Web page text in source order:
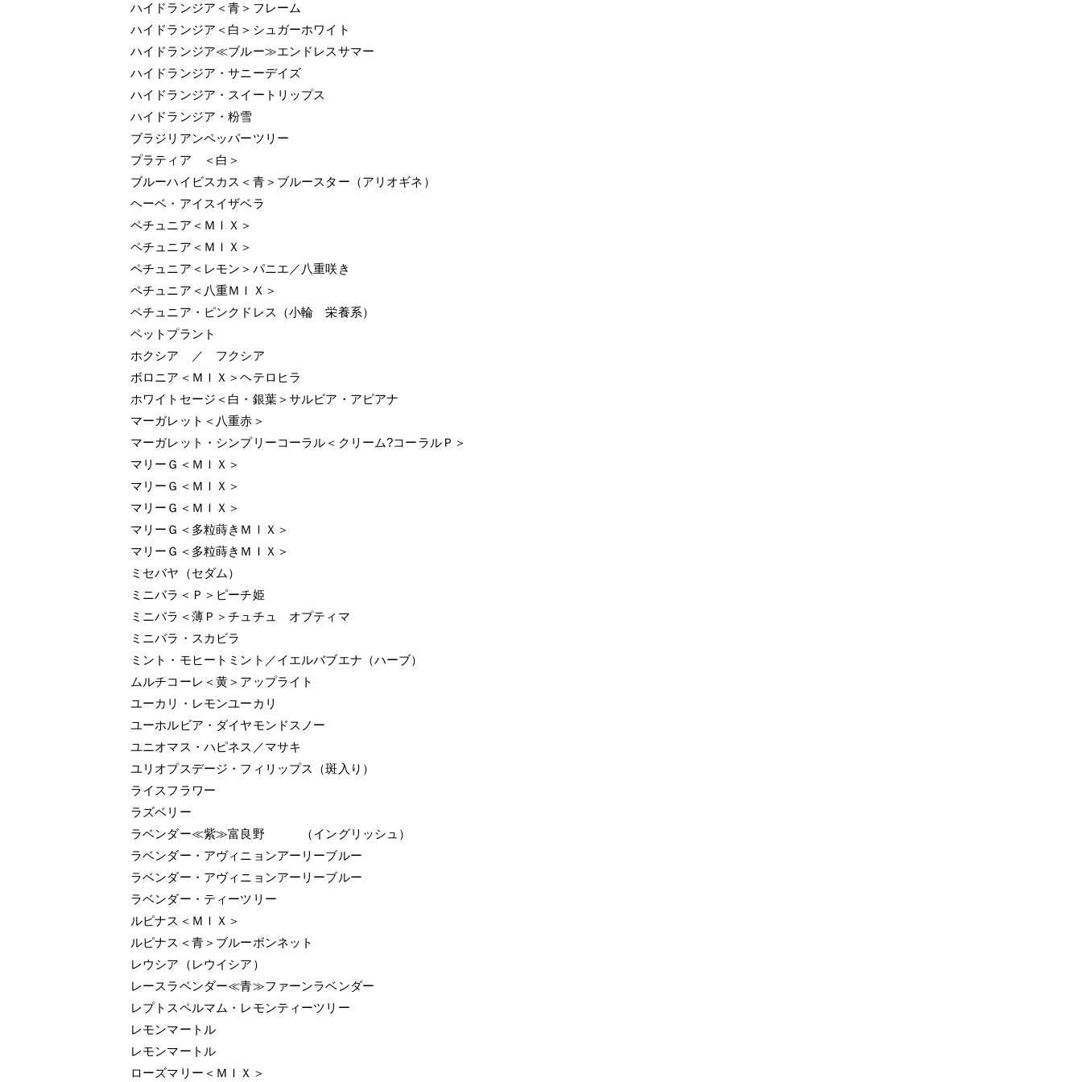
ハイドランジア＜青＞フレーム
ハイドランジア＜白＞シュガーホワイト
ハイドランジア≪ブルー≫エンドレスサマー
ハイドランジア・サニーデイズ
ハイドランジア・スイートリップス
ハイドランジア・粉雪
ブラジリアンペッパーツリー
プラティア ＜白＞
ブルーハイビスカス＜青＞ブルースター（アリオギネ）
ヘーベ・アイスイザベラ
ペチュニア＜ＭＩＸ＞
ペチュニア＜ＭＩＸ＞
ペチュニア＜レモン＞パニエ／八重咲き
ペチュニア＜八重ＭＩＸ＞
ペチュニア・ピンクドレス（小輪 栄養系）
ペットプラント
ホクシア ／ フクシア
ボロニア＜ＭＩＸ＞ヘテロヒラ
ホワイトセージ＜白・銀葉＞サルビア・アピアナ
マーガレット＜八重赤＞
マーガレット・シンプリーコーラル＜クリーム?コーラルＰ＞
マリーＧ＜ＭＩＸ＞
マリーＧ＜ＭＩＸ＞
マリーＧ＜ＭＩＸ＞
マリーＧ＜多粒蒔きＭＩＸ＞
マリーＧ＜多粒蒔きＭＩＸ＞
ミセバヤ（セダム）
ミニバラ＜Ｐ＞ピーチ姫
ミニバラ＜薄Ｐ＞チュチュ オプティマ
ミニバラ・スカビラ
ミント・モヒートミント／イエルバブエナ（ハーブ）
ムルチコーレ＜黄＞アップライト
ユーカリ・レモンユーカリ
ユーホルビア・ダイヤモンドスノー
ユニオマス・ハピネス／マサキ
ユリオプスデージ・フィリップス（斑入り）
ライスフラワー
ラズベリー
ラベンダー≪紫≫富良野 （イングリッシュ）
ラベンダー・アヴィニョンアーリーブルー
ラベンダー・アヴィニョンアーリーブルー
ラベンダー・ティーツリー
ルピナス＜ＭＩＸ＞
ルピナス＜青＞ブルーボンネット
レウシア（レウイシア）
レースラベンダー≪青≫ファーンラベンダー
レプトスペルマム・レモンティーツリー
レモンマートル
レモンマートル
ローズマリー＜ＭＩＸ＞